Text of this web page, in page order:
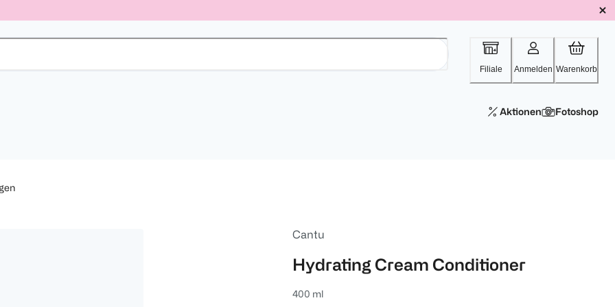
Filiale Anmelden Warenkorb
Aktionen Fotoshop
Cantu
Hydrating Cream Conditioner
400 ml